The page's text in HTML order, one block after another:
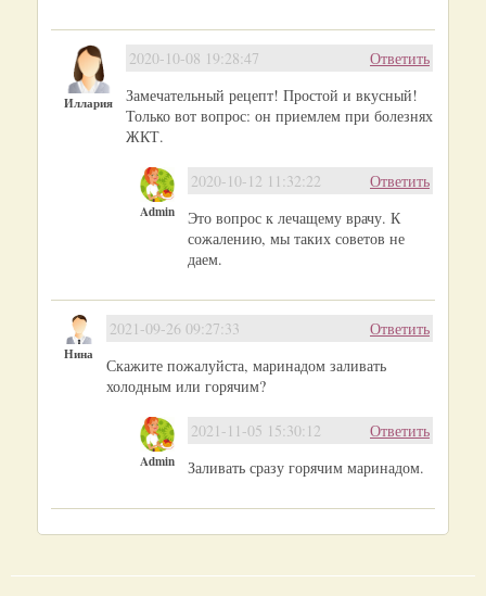
Иллария
Ответить
2020-10-08 19:28:47
Замечательный рецепт! Простой и вкусный!
Только вот вопрос: он приемлем при болезнях
ЖКТ.
Admin
Ответить
2020-10-12 11:32:22
Это вопрос к лечащему врачу. К
сожалению, мы таких советов не
даем.
Нина
Ответить
2021-09-26 09:27:33
Скажите пожалуйста, маринадом заливать
холодным или горячим?
Admin
Ответить
2021-11-05 15:30:12
Заливать сразу горячим маринадом.